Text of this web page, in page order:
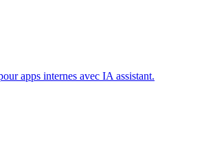
apps internes avec IA assistant.